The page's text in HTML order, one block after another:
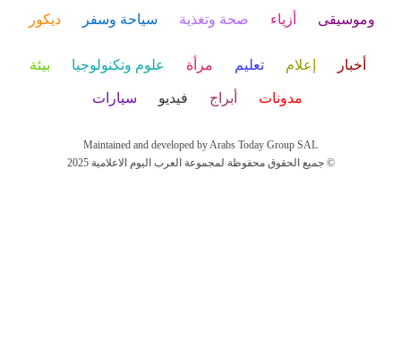
وموسيقى أزياء صحة وتغذية سياحة وسفر ديكور
أخبار إعلام تعليم مرأة علوم وتكنولوجيا بيئة
مدونات أبراج فيديو سيارات
Maintained and developed by Arabs Today Group SAL
جميع الحقوق محفوظة لمجموعة العرب اليوم الاعلامية 2025 ©